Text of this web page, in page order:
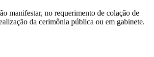
manifestar, no requerimento de colação de
da cerimônia pública ou em gabinete.